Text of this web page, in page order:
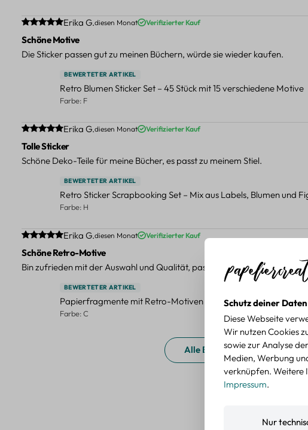
Durchschnittliche Bewertung von 5 von 5 Sternen
Erika G.diesen Monat Verifizierter Kauf
Schöne Motive
Die Sticker passen gut zu meinen Büchern, würde sie wieder kaufen.
BEWERTETER ARTIKEL
Retro Blumen Sticker Set – 45 Stück mit 15 verschiedene Motive
Farbe: F
Durchschnittliche Bewertung von 5 von 5 Sternen
Erika G.diesen Monat Verifizierter Kauf
Tolle Sticker
Schöne Deko-Teile für meine Bücher, es passt zu meinem Stiel.
BEWERTETER ARTIKEL
Retro Sticker Scrapbooking Set – Mix aus Labels, Blumen und
Farbe: H
Durchschnittliche Bewertung von 5 von 5 Sternen
Erika G.diesen Monat Verifizierter Kauf
Schöne Retro-Motive
Bin zufrieden mit der Auswahl und Qualität, passt gut zu meinen
BEWERTETER ARTIKEL
Papierfragmente mit Retro-Motiven – 40-teiliges Set für
Farbe: C
Alle Bewertungen anzeigen
Schutz deiner Daten
Diese Webseite
Wir nutzen Cookies
sowie zur Analyse
Medien, Werbung
verknüpfen. Weitere
Impressum.
Nur